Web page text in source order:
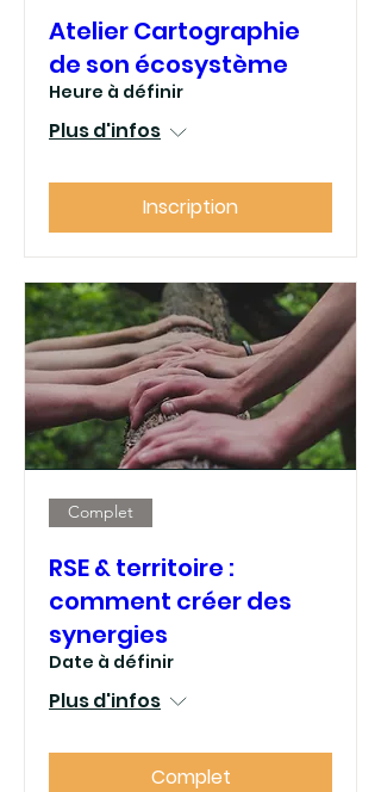
Atelier Cartographie
de son écosystème
Heure à définir
Plus d'infos
Inscription
Complet
RSE & territoire :
comment créer des
synergies
Date à définir
Plus d'infos
Complet